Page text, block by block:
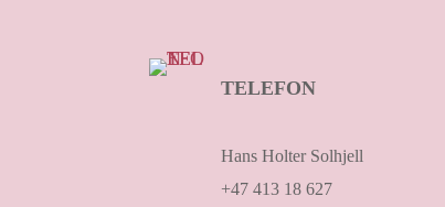
TELEFON
Hans Holter Solhjell
+47 413 18 627